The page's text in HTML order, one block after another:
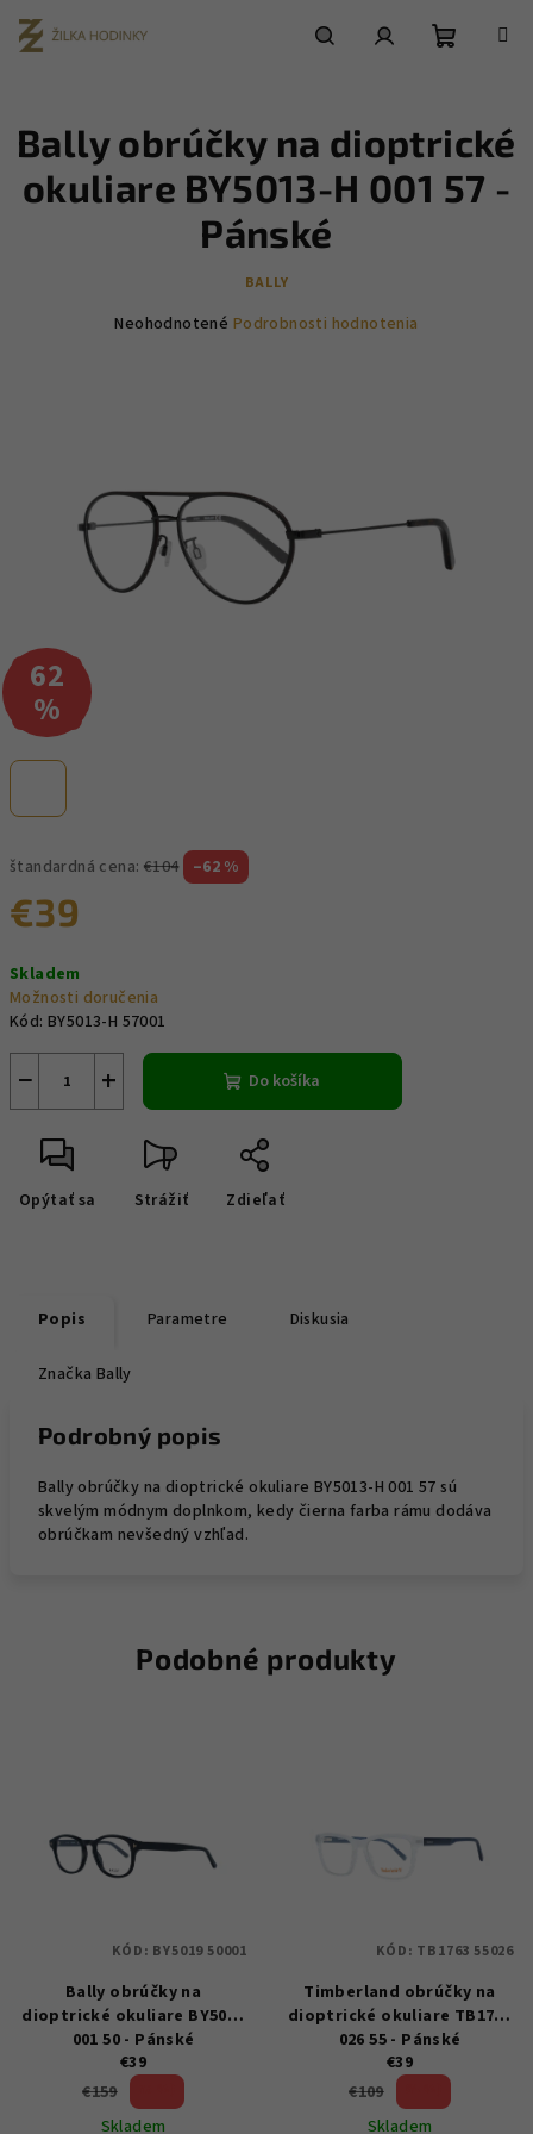
obsah
košík
štandardná cena: €104 –62 %
€39
cena:
Skladem
Možnosti doručenia
Kód: BY5013-H 57001
+
− Do košíka
Opýtať sa Strážiť Zdieľať
Bally obrúčky na dioptrické
okuliare BY5013-H 001 57 -
Pánské
BALLY
Priemerné
hviezdičiek.
Neohodnotené Podrobnosti hodnotenia
62
%
Popis Parametre Diskusia
Značka Bally
Podrobný popis
Bally obrúčky na dioptrické okuliare BY5013-H 001 57 sú
skvelým módnym doplnkom, kedy čierna farba rámu dodáva
obrúčkam nevšedný vzhľad.
Podobné produkty
Bally obrúčky na
dioptrické okuliare BY5019
001 50 - Pánské
€39
€159
Skladem
KÓD: BY5019 50001
Timberland obrúčky na
dioptrické okuliare TB1763
026 55 - Pánské
€39
€109
Skladem
KÓD: TB1763 55026